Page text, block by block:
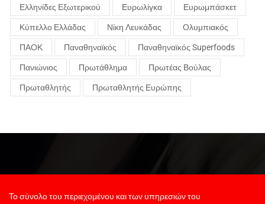
Ελληνίδες Εξωτερικού Ευρωλίγκα Ευρωμπάσκετ
Κύπελλο Ελλάδας Νίκη Λευκάδας Ολυμπιακός
ΠΑΟΚ Παναθηναϊκός Παναθηναϊκός Superfoods
Πανιώνιος Πρωτάθλημα Πρωτέας Βούλας
Πρωταθλητής Πρωταθλητής Ευρώπης
Το σύνολο του περιεχομένου και των υπηρεσιών του